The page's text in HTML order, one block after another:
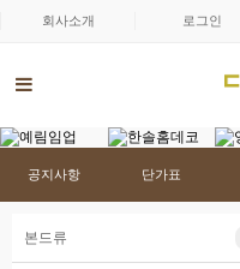
회사소개 로그인
공지사항 단가표
본드류